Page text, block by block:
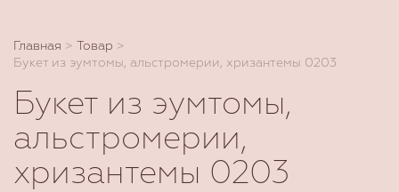
Главная > Товар >
Букет из эумтомы, альстромерии, хризантемы 0203
Букет из эумтомы,
альстромерии,
хризантемы 0203